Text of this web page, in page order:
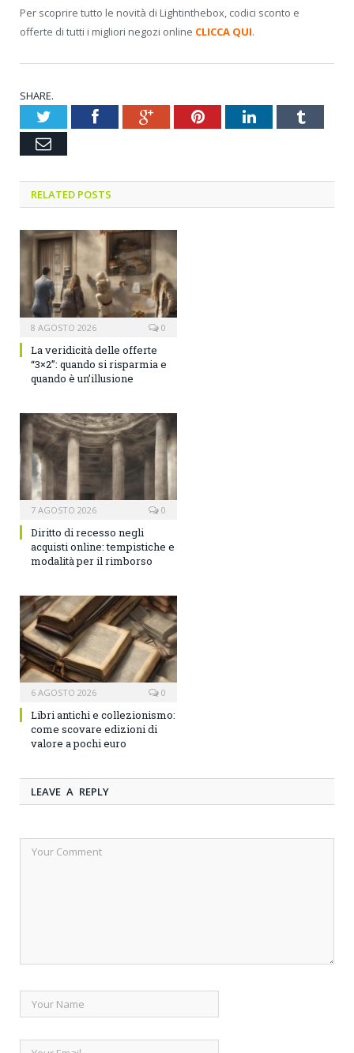
Per scoprire tutto le novità di Lightinthebox, codici sconto e
offerte di tutti i migliori negozi online CLICCA QUI.
SHARE.
TwitterFacebookGoogle+PinterestLinkedInTumblr
Email
RELATED POSTS
8 AGOSTO 2026 0
La veridicità delle offerte
“3×2”: quando si risparmia e
quando è un’illusione
7 AGOSTO 2026 0
Diritto di recesso negli
acquisti online: tempistiche e
modalità per il rimborso
6 AGOSTO 2026 0
Libri antichi e collezionismo:
come scovare edizioni di
valore a pochi euro
LEAVE A REPLY